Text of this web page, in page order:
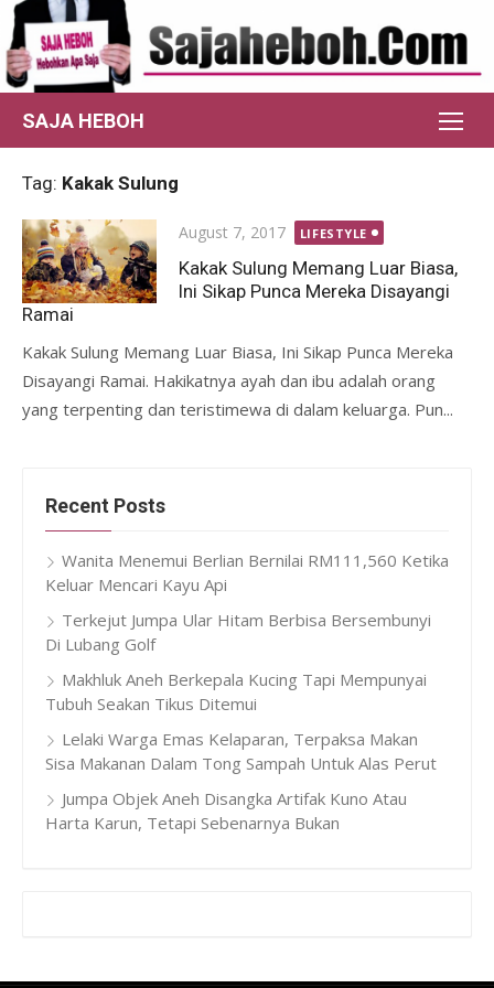
Skip
to
content
SAJA HEBOH
Tag: Kakak Sulung
Posted
on
August 7, 2017 LIFESTYLE
Kakak Sulung Memang Luar Biasa,
Ini Sikap Punca Mereka Disayangi
Ramai
Kakak Sulung Memang Luar Biasa, Ini Sikap Punca Mereka
Disayangi Ramai. Hakikatnya ayah dan ibu adalah orang
yang terpenting dan teristimewa di dalam keluarga. Pun...
Recent Posts
Wanita Menemui Berlian Bernilai RM111,560 Ketika
Keluar Mencari Kayu Api
Terkejut Jumpa Ular Hitam Berbisa Bersembunyi
Di Lubang Golf
Makhluk Aneh Berkepala Kucing Tapi Mempunyai
Tubuh Seakan Tikus Ditemui
Lelaki Warga Emas Kelaparan, Terpaksa Makan
Sisa Makanan Dalam Tong Sampah Untuk Alas Perut
Jumpa Objek Aneh Disangka Artifak Kuno Atau
Harta Karun, Tetapi Sebenarnya Bukan